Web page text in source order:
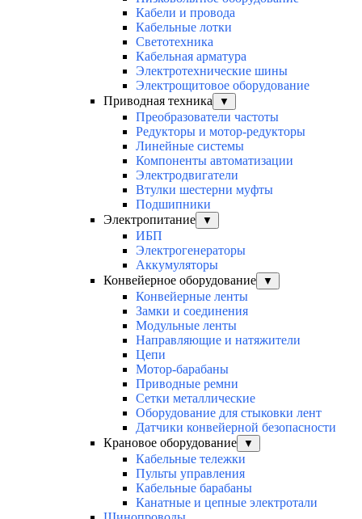
Кабели и провода
Кабельные лотки
Светотехника
Кабельная арматура
Электротехнические шины
Электрощитовое оборудование
Приводная техника
▼
Преобразователи частоты
Редукторы и мотор-редукторы
Линейные системы
Компоненты автоматизации
Электродвигатели
Втулки шестерни муфты
Подшипники
Электропитание
▼
ИБП
Электрогенераторы
Аккумуляторы
Конвейерное оборудование
▼
Конвейерные ленты
Замки и соединения
Модульные ленты
Направляющие и натяжители
Цепи
Мотор-барабаны
Приводные ремни
Сетки металлические
Оборудование для стыковки лент
Датчики конвейерной безопасности
Крановое оборудование
▼
Кабельные тележки
Пульты управления
Кабельные барабаны
Канатные и цепные электротали